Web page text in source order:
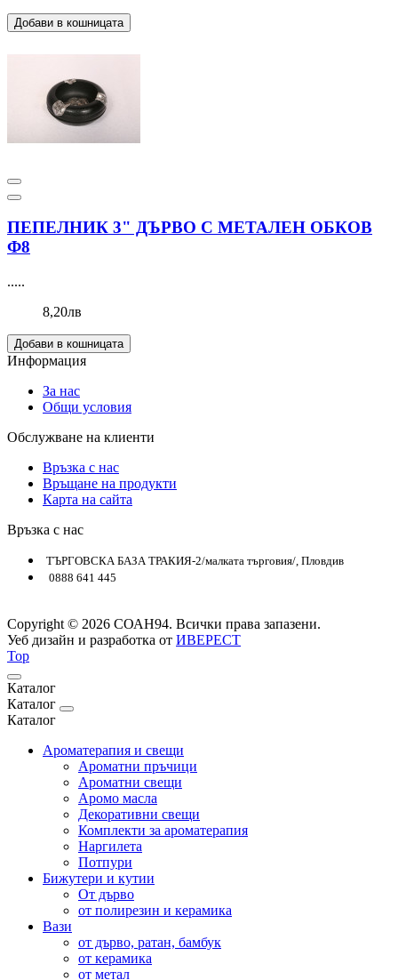
Добави в кошницата
ПЕПЕЛНИК 3" ДЪРВО С МЕТАЛЕН ОБКОВ
Ф8
.....
8,20лв
Добави в кошницата
Информация
За нас
Общи условия
Обслужване на клиенти
Връзка с нас
Връщане на продукти
Карта на сайта
Връзка с нас
ТЪРГОВСКА БАЗА ТРАКИЯ-2/малката търговия/, Пловдив
0888 641 445
Copyright © 2026 СОАН94. Всички права запазени.
Уеб дизайн и разработка от ИВЕРЕСТ
Top
Каталог
Каталог
Каталог
Ароматерапия и свещи
Ароматни пръчици
Ароматни свещи
Аромо масла
Декоративни свещи
Комплекти за ароматерапия
Наргилета
Потпури
Бижутери и кутии
От дърво
от полирезин и керамика
Вази
от дърво, ратан, бамбук
от керамика
от метал